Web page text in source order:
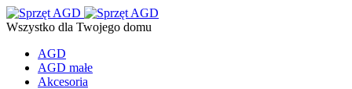
Wszystko dla Twojego domu
AGD
AGD małe
Akcesoria